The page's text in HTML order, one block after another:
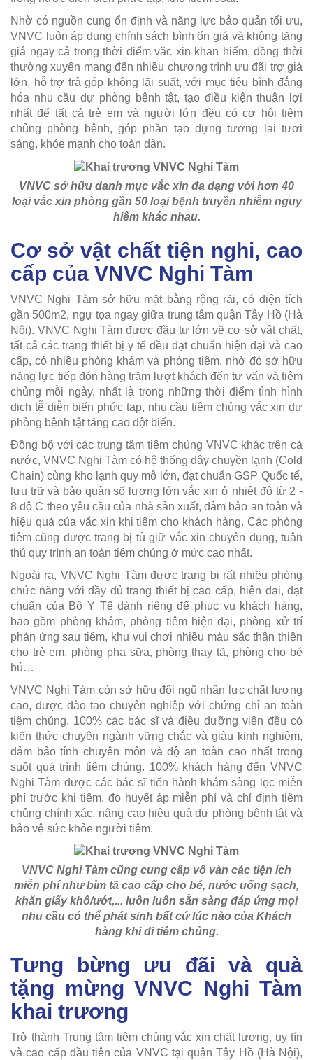
Nhờ có nguồn cung ổn định và năng lực bảo quản tối ưu,
VNVC luôn áp dụng chính sách bình ổn giá và không tăng
giá ngay cả trong thời điểm vắc xin khan hiếm, đồng thời
thường xuyên mang đến nhiều chương trình ưu đãi trợ giá
lớn, hỗ trợ trả góp không lãi suất, với mục tiêu bình đẳng
hóa nhu cầu dự phòng bệnh tật, tạo điều kiện thuận lợi
nhất để tất cả trẻ em và người lớn đều có cơ hội tiêm
chủng phòng bệnh, góp phần tạo dựng tương lai tươi
sáng, khỏe mạnh cho toàn dân.
VNVC sở hữu danh mục vắc xin đa dạng với hơn 40
loại vắc xin phòng gần 50 loại bệnh truyền nhiễm nguy
hiểm khác nhau.
Cơ sở vật chất tiện nghi, cao
cấp của VNVC Nghi Tàm
VNVC Nghi Tàm sở hữu mặt bằng rộng rãi, có diện tích
gần 500m2, ngự tọa ngay giữa trung tâm quận Tây Hồ (Hà
Nội). VNVC Nghi Tàm được đầu tư lớn về cơ sở vật chất,
tất cả các trang thiết bị y tế đều đạt chuẩn hiện đại và cao
cấp, có nhiều phòng khám và phòng tiêm, nhờ đó sở hữu
năng lực tiếp đón hàng trăm lượt khách đến tư vấn và tiêm
chủng mỗi ngày, nhất là trong những thời điểm tình hình
dịch tễ diễn biến phức tạp, nhu cầu tiêm chủng vắc xin dự
phòng bệnh tật tăng cao đột biến.
Đồng bộ với các trung tâm tiêm chủng VNVC khác trên cả
nước, VNVC Nghi Tàm có hệ thống dây chuyền lạnh (Cold
Chain) cùng kho lạnh quy mô lớn, đạt chuẩn GSP Quốc tế,
lưu trữ và bảo quản số lượng lớn vắc xin ở nhiệt độ từ 2 -
8 độ C theo yêu cầu của nhà sản xuất, đảm bảo an toàn và
hiệu quả của vắc xin khi tiêm cho khách hàng. Các phòng
tiêm cũng được trang bị tủ giữ vắc xin chuyên dụng, tuân
thủ quy trình an toàn tiêm chủng ở mức cao nhất.
Ngoài ra, VNVC Nghi Tàm được trang bị rất nhiều phòng
chức năng với đầy đủ trang thiết bị cao cấp, hiện đại, đạt
chuẩn của Bộ Y Tế dành riêng để phục vụ khách hàng,
bao gồm phòng khám, phòng tiêm hiện đại, phòng xử trí
phản ứng sau tiêm, khu vui chơi nhiều màu sắc thân thiện
cho trẻ em, phòng pha sữa, phòng thay tã, phòng cho bé
bú…
VNVC Nghi Tàm còn sở hữu đội ngũ nhân lực chất lượng
cao, được đào tạo chuyên nghiệp với chứng chỉ an toàn
tiêm chủng. 100% các bác sĩ và điều dưỡng viên đều có
kiến thức chuyên ngành vững chắc và giàu kinh nghiệm,
đảm bảo tính chuyên môn và độ an toàn cao nhất trong
suốt quá trình tiêm chủng. 100% khách hàng đến VNVC
Nghi Tàm được các bác sĩ tiến hành khám sàng lọc miễn
phí trước khi tiêm, đo huyết áp miễn phí và chỉ định tiêm
chủng chính xác, nâng cao hiệu quả dự phòng bệnh tật và
bảo vệ sức khỏe người tiêm.
VNVC Nghi Tàm cũng cung cấp vô vàn các tiện ích
miễn phí như bỉm tã cao cấp cho bé, nước uống sạch,
khăn giấy khô/ướt,... luôn luôn sẵn sàng đáp ứng mọi
nhu cầu có thể phát sinh bất cứ lúc nào của Khách
hàng khi đi tiêm chủng.
Tưng bừng ưu đãi và quà
tặng mừng VNVC Nghi Tàm
khai trương
Trở thành Trung tâm tiêm chủng vắc xin chất lượng, uy tín
và cao cấp đầu tiên của VNVC tại quận Tây Hồ (Hà Nội),